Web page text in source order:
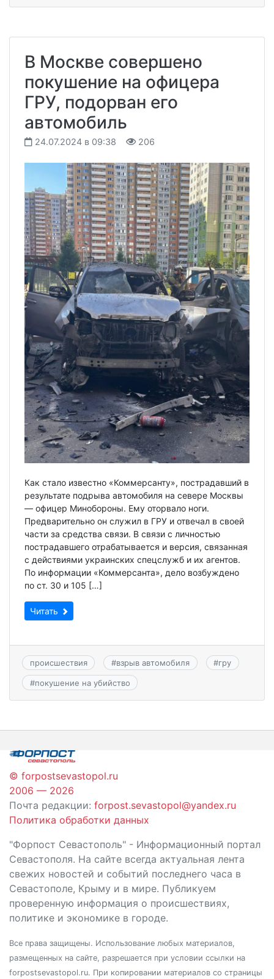
В Москве совершено
покушение на офицера
ГРУ, подорван его
автомобиль
24.07.2024 в 09:38 206
Как стало известно «Коммерсанту», пострадавший в
результате подрыва автомобиля на севере Москвы
— офицер Минобороны. Ему оторвало ноги.
Предварительно он служил в ГРУ и отвечал в своей
части за средства связи. В связи с личностью
пострадавшего отрабатывается и версия, связанная
с действиями украинских спецслужб и их агентов.
По информации «Коммерсанта», дело возбуждено
по ст. 30 и 105 […]
Читать
происшествия #взрыв автомобиля #гру
#покушение на убийство
© forpostsevastopol.ru
2006 — 2026
Почта редакции: forpost.sevastopol@yandex.ru
Политика обработки данных
"Форпост Севастополь" - Информационный портал
Севастополя. На сайте всегда актуальная лента
свежих новостей и событий последнего часа в
Севастополе, Крыму и в мире. Публикуем
проверенную информация о происшествиях,
политике и экономике в городе.
Все права защищены. Использование любых материалов,
размещенных на сайте, разрешается при условии ссылки на
forpostsevastopol.ru. При копировании материалов со страницы